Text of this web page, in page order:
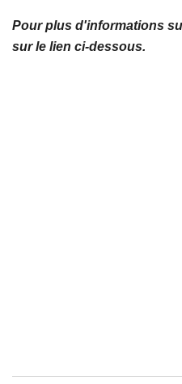
Pour plus d'informations
sur le lien ci-dessous.